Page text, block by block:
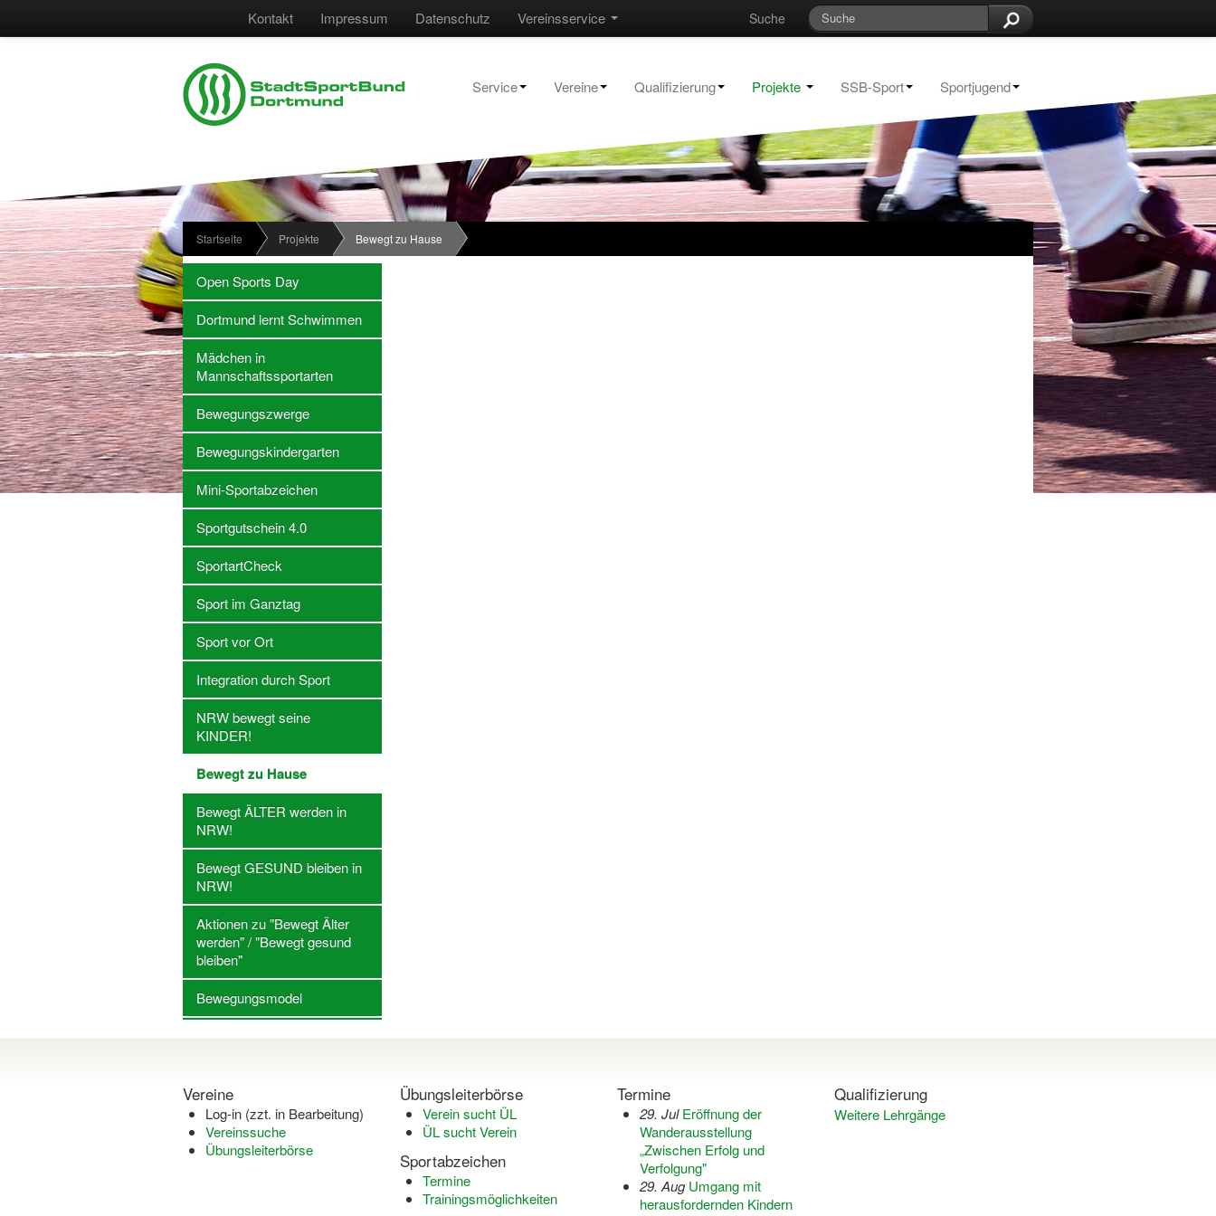
Suche
Vereinsservice
Kontakt Impressum Datenschutz
Service Vereine Qualifizierung Projekte SSB-Sport Sportjugend
Startseite Projekte Bewegt zu Hause
Open Sports Day
Dortmund lernt Schwimmen
Mädchen in
Mannschaftssportarten
Bewegungszwerge
Bewegungskindergarten
Mini-Sportabzeichen
Sportgutschein 4.0
SportartCheck
Sport im Ganztag
Sport vor Ort
Integration durch Sport
NRW bewegt seine
KINDER!
Bewegt zu Hause
Bewegt ÄLTER werden in
NRW!
Bewegt GESUND bleiben in
NRW!
Aktionen zu "Bewegt Älter
werden" / "Bewegt gesund
bleiben"
Bewegungsmodel
Vereine
Log-in (zzt. in Bearbeitung)
Vereinssuche
Übungsleiterbörse
Übungsleiterbörse
Verein sucht ÜL
ÜL sucht Verein
Sportabzeichen
Termine
Trainingsmöglichkeiten
Termine
29. Jul Eröffnung der
Wanderausstellung
„Zwischen Erfolg und
Verfolgung"
29. Aug Umgang mit
herausfordernden Kindern
Qualifizierung
Weitere Lehrgänge